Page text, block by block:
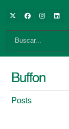
Buffon
Posts